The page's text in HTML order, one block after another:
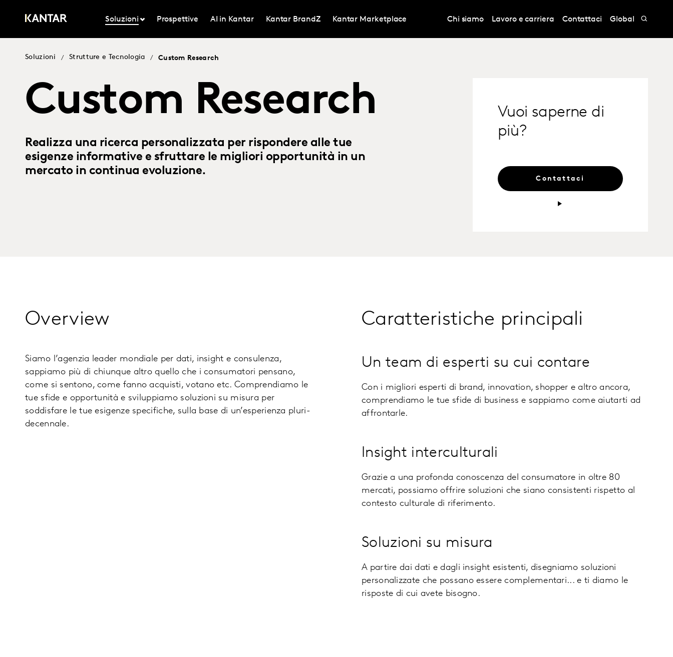
Soluzioni Prospettive AI in Kantar Kantar BrandZ Kantar Marketplace Chi siamo Lavoro e carriera Contattaci Global
Soluzioni / Strutture e Tecnologia / Custom Research
Custom Research
Realizza una ricerca personalizzata per rispondere alle tue
esigenze informative e sfruttare le migliori opportunità in un
mercato in continua evoluzione.
Vuoi saperne di
più?
Contattaci
Overview
Siamo l’agenzia leader mondiale per dati, insight e consulenza,
sappiamo più di chiunque altro quello che i consumatori pensano,
come si sentono, come fanno acquisti, votano etc. Comprendiamo le
tue sfide e opportunità e sviluppiamo soluzioni su misura per
soddisfare le tue esigenze specifiche, sulla base di un’esperienza pluri-
decennale.
Caratteristiche principali
Un team di esperti su cui contare
Con i migliori esperti di brand, innovation, shopper e altro ancora,
comprendiamo le tue sfide di business e sappiamo come aiutarti ad
affrontarle.
Insight interculturali
Grazie a una profonda conoscenza del consumatore in oltre 80
mercati, possiamo offrire soluzioni che siano consistenti rispetto al
contesto culturale di riferimento.
Soluzioni su misura
A partire dai dati e dagli insight esistenti, disegniamo soluzioni
personalizzate che possano essere complementari... e ti diamo le
risposte di cui avete bisogno.